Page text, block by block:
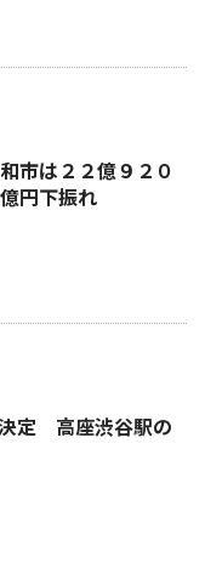
市は２２億９２０
円下振れ
定 高座渋谷駅の